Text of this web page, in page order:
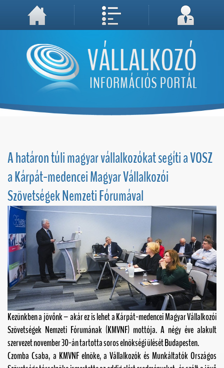
A weboldal használatával Ön elfogadja, hogy Cookie-kat (sütiket) tároljunk számítógépén. A sütik a weboldal megfelelő működéséhez
Megértettem, folytatás...
A határon túli magyar vállalkozókat segíti a VOSZ
a Kárpát-medencei Magyar Vállalkozói
Szövetségek Nemzeti Fórumával
Kezünkben a jövőnk – akár ez is lehet a Kárpát-medencei Magyar Vállalkozói
Szövetségek Nemzeti Fórumának (KMVNF) mottója. A négy éve alakult
szervezet november 30-án tartotta soros elnökségi ülését Budapesten.
Czomba Csaba, a KMVNFelnöke, aVállalkozók és Munkáltatók Országos